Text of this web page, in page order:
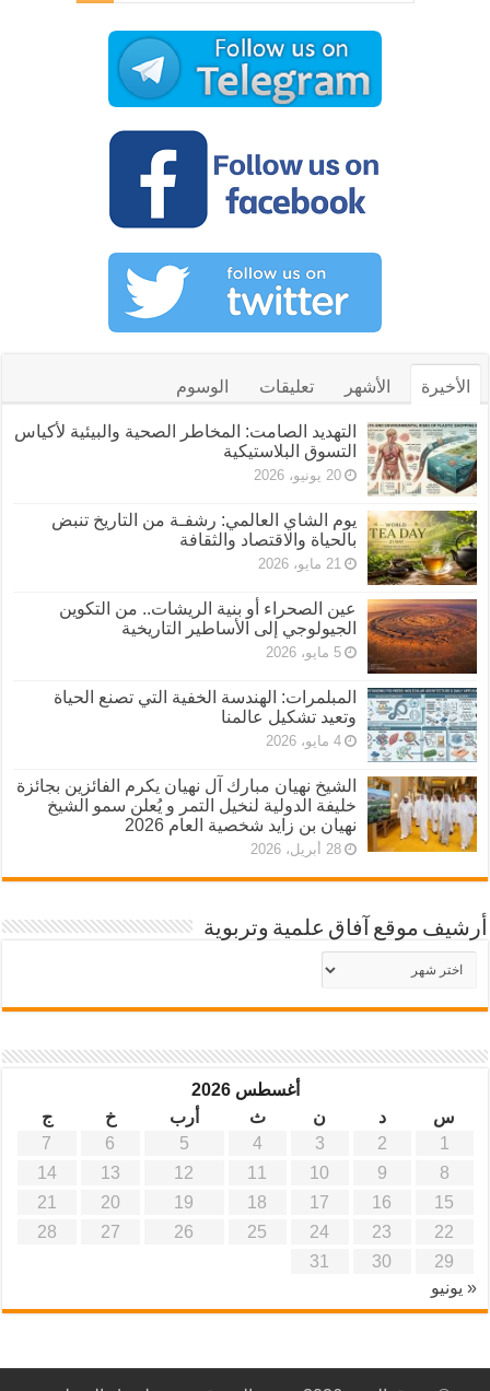
الأخيرة الأشهر تعليقات الوسوم
التهديد الصامت: المخاطر الصحية والبيئية لأكياس
التسوق البلاستيكية
20 يونيو، 2026
يوم الشاي العالمي: رشفـة من التاريخ تنبض
بالحياة والاقتصاد والثقافة
21 مايو، 2026
عين الصحراء أو بنية الريشات.. من التكوين
الجيولوجي إلى الأساطير التاريخية
5 مايو، 2026
المبلمرات: الهندسة الخفية التي تصنع الحياة
وتعيد تشكيل عالمنا
4 مايو، 2026
الشيخ نهيان مبارك آل نهيان يكرم الفائزين بجائزة
خليفة الدولية لنخيل التمر و يُعلن سمو الشيخ
نهيان بن زايد شخصية العام 2026
28 أبريل، 2026
أرشيف موقع آفاق علمية وتربوية
أرشيف
موقع
آفاق
أغسطس 2026
س
د ن ث أرب خ
ج
1
2
3
4
5
6
7
8
9
10
11
12
13
14
15
16
17
18
19
20
21
22
23
24
25
26
27
28
29
30
31
« يونيو